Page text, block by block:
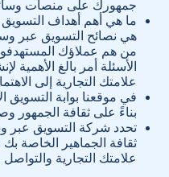
جمهورك على منصات
ما هي أهم أهداف
هي نصائح التسويق عبر
من هم عملاؤك
الأسئلة أمر بالغ الأهمية
علامتك التجارية إلى
في موقعنا بوابة
بناءً على ثقافة الجمهور
تحدد شركة التسويق عبر
ثقافة الجماهير الخاصة
علامتك التجارية